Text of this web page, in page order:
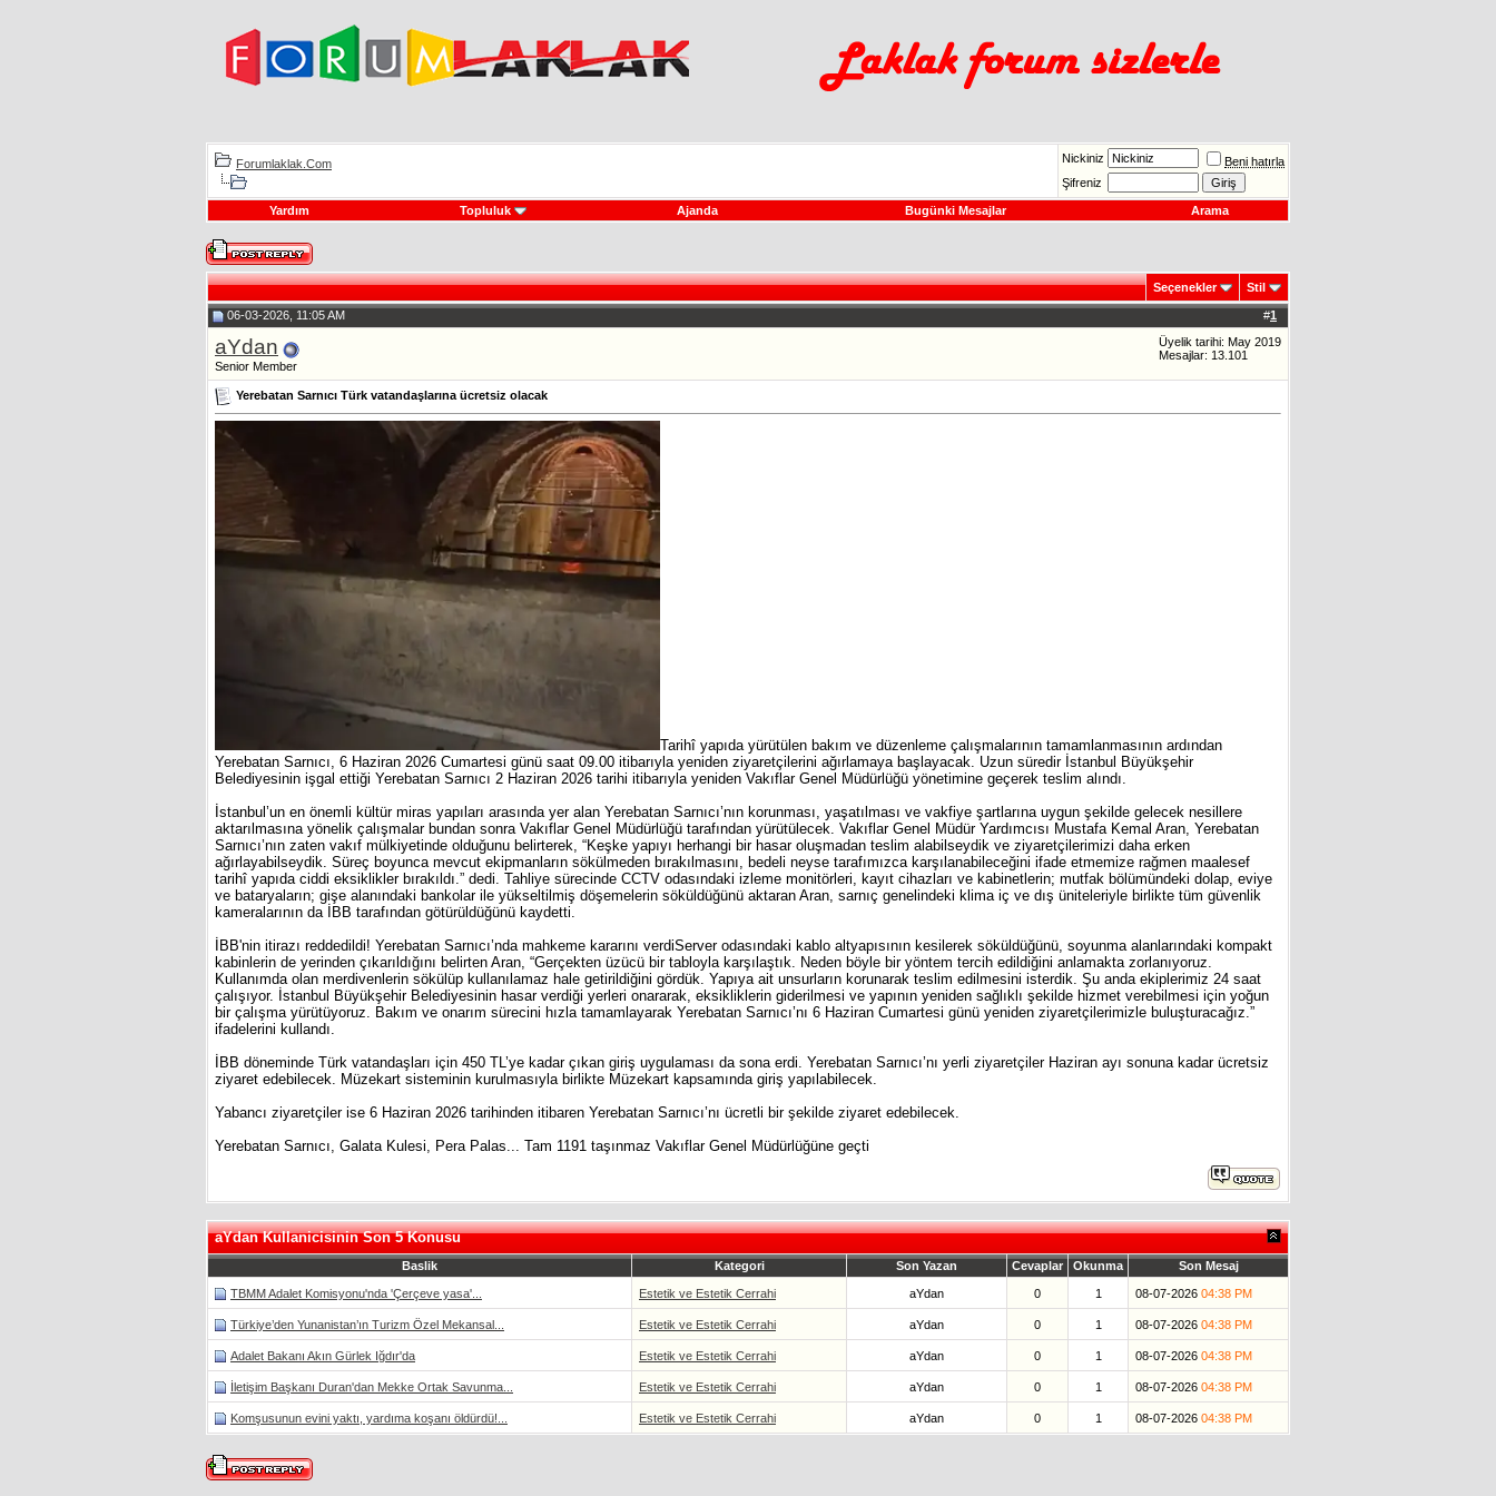
Forumlaklak.Com Nickiniz
Beni hatırla
Şifreniz
Yardım Topluluk Ajanda Bugünki Mesajlar Arama
Seçenekler Stil
#1
06-03-2026, 11:05 AM
aYdan
Senior Member
Üyelik tarihi: May 2019
Mesajlar: 13.101
Yerebatan Sarnıcı Türk vatandaşlarına ücretsiz olacak
Tarihî yapıda yürütülen bakım ve düzenleme çalışmalarının tamamlanmasının ardından
Yerebatan Sarnıcı, 6 Haziran 2026 Cumartesi günü saat 09.00 itibarıyla yeniden ziyaretçilerini ağırlamaya başlayacak. Uzun süredir İstanbul Büyükşehir
Belediyesinin işgal ettiği Yerebatan Sarnıcı 2 Haziran 2026 tarihi itibarıyla yeniden Vakıflar Genel Müdürlüğü yönetimine geçerek teslim alındı.
İstanbul’un en önemli kültür miras yapıları arasında yer alan Yerebatan Sarnıcı’nın korunması, yaşatılması ve vakfiye şartlarına uygun şekilde gelecek nesillere
aktarılmasına yönelik çalışmalar bundan sonra Vakıflar Genel Müdürlüğü tarafından yürütülecek. Vakıflar Genel Müdür Yardımcısı Mustafa Kemal Aran, Yerebatan
Sarnıcı’nın zaten vakıf mülkiyetinde olduğunu belirterek, “Keşke yapıyı herhangi bir hasar oluşmadan teslim alabilseydik ve ziyaretçilerimizi daha erken
ağırlayabilseydik. Süreç boyunca mevcut ekipmanların sökülmeden bırakılmasını, bedeli neyse tarafımızca karşılanabileceğini ifade etmemize rağmen maalesef
tarihî yapıda ciddi eksiklikler bırakıldı.” dedi. Tahliye sürecinde CCTV odasındaki izleme monitörleri, kayıt cihazları ve kabinetlerin; mutfak bölümündeki dolap, eviye
ve bataryaların; gişe alanındaki bankolar ile yükseltilmiş döşemelerin söküldüğünü aktaran Aran, sarnıç genelindeki klima iç ve dış üniteleriyle birlikte tüm güvenlik
kameralarının da İBB tarafından götürüldüğünü kaydetti.
İBB'nin itirazı reddedildi! Yerebatan Sarnıcı’nda mahkeme kararını verdiServer odasındaki kablo altyapısının kesilerek söküldüğünü, soyunma alanlarındaki kompakt
kabinlerin de yerinden çıkarıldığını belirten Aran, “Gerçekten üzücü bir tabloyla karşılaştık. Neden böyle bir yöntem tercih edildiğini anlamakta zorlanıyoruz.
Kullanımda olan merdivenlerin sökülüp kullanılamaz hale getirildiğini gördük. Yapıya ait unsurların korunarak teslim edilmesini isterdik. Şu anda ekiplerimiz 24 saat
çalışıyor. İstanbul Büyükşehir Belediyesinin hasar verdiği yerleri onararak, eksikliklerin giderilmesi ve yapının yeniden sağlıklı şekilde hizmet verebilmesi için yoğun
bir çalışma yürütüyoruz. Bakım ve onarım sürecini hızla tamamlayarak Yerebatan Sarnıcı’nı 6 Haziran Cumartesi günü yeniden ziyaretçilerimizle buluşturacağız.”
ifadelerini kullandı.
İBB döneminde Türk vatandaşları için 450 TL’ye kadar çıkan giriş uygulaması da sona erdi. Yerebatan Sarnıcı’nı yerli ziyaretçiler Haziran ayı sonuna kadar ücretsiz
ziyaret edebilecek. Müzekart sisteminin kurulmasıyla birlikte Müzekart kapsamında giriş yapılabilecek.
Yabancı ziyaretçiler ise 6 Haziran 2026 tarihinden itibaren Yerebatan Sarnıcı’nı ücretli bir şekilde ziyaret edebilecek.
Yerebatan Sarnıcı, Galata Kulesi, Pera Palas... Tam 1191 taşınmaz Vakıflar Genel Müdürlüğüne geçti
aYdan Kullanicisinin Son 5 Konusu
Baslik Kategori Son Yazan Cevaplar Okunma Son Mesaj
TBMM Adalet Komisyonu'nda 'Çerçeve yasa'... Estetik ve Estetik Cerrahi aYdan 0 1 08-07-2026 04:38 PM
Türkiye’den Yunanistan’ın Turizm Özel Mekansal... Estetik ve Estetik Cerrahi aYdan 0 1 08-07-2026 04:38 PM
Adalet Bakanı Akın Gürlek Iğdır'da Estetik ve Estetik Cerrahi aYdan 0 1 08-07-2026 04:38 PM
İletişim Başkanı Duran'dan Mekke Ortak Savunma... Estetik ve Estetik Cerrahi aYdan 0 1 08-07-2026 04:38 PM
Komşusunun evini yaktı, yardıma koşanı öldürdü!... Estetik ve Estetik Cerrahi aYdan 0 1 08-07-2026 04:38 PM